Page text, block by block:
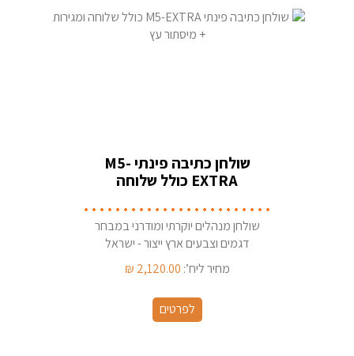
שולחן כתיבה פינתי M5-
EXTRA כולל שלוחה
שולחן מנהלים יוקרתי ומודרני במבחר
דגמים וצבעים ארץ ייצור - ישראל
מחיר ליח’: 2,120.00
₪
לפרטים